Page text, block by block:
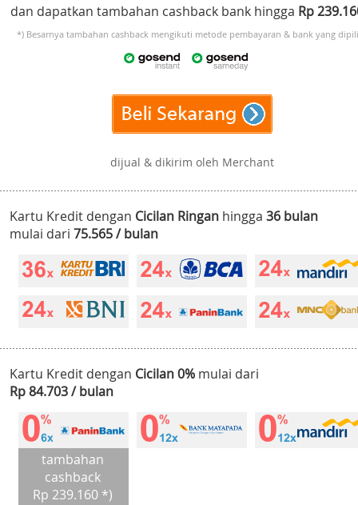
dan dapatkan tambahan cashback bank hingga Rp
*) Besarnya tambahan cashback mengikuti metode pembayaran & bank yang
dijual & dikirim oleh Merchant
Kartu Kredit dengan Cicilan Ringan hingga 36 bulan
mulai dari 75.565 / bulan
Kartu Kredit dengan Cicilan 0% mulai dari
Rp 84.703 / bulan
tambahan
cashback
Rp 239.160 *)